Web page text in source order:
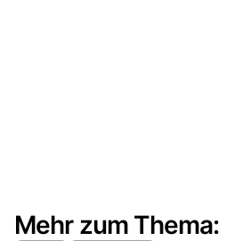
Mehr zum Thema: